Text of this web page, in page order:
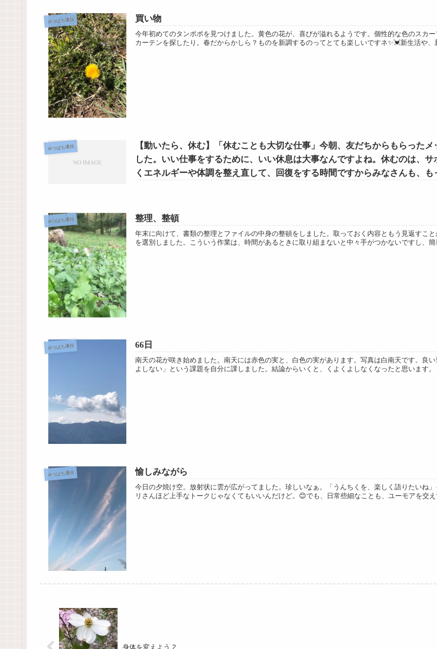
みつばち通信 買い物
今年初めてのタンポポを見つけました。黄色の花が、喜びが溢れるようです。個性的な色のスカ
カーテンを探したり。春だからかしら？ものを新調するのってとても楽しいですネ✨💓新生活や、
みつばち通信
【動いたら、休む】「休むことも大切な仕事」今朝、友だちからもらった
した。いい仕事をするために、いい休息は大事なんですよね。休むのは、
くエネルギーや体調を整え直して、回復をする時間ですからみなさんも、
みつばち通信 整理、整頓
年末に向けて、書類の整理とファイルの中身の整頓をしました。取っておく内容ともう見返すこ
を選別しました。こういう作業は、時間があるときに取り組まないと中々手がつかないですし、
みつばち通信 66日
南天の花が咲き始めました。南天には赤色の実と、白色の実があります。写真は白南天です。良
よしない」という課題を自分に課しました。結論からいくと、くよくよしなくなったと思います
みつばち通信 愉しみながら
今日の夕焼け空。放射状に雲が広がってました。珍しいなぁ。「うんちくを、楽しく語りたいね
リさんほど上手なトークじゃなくてもいいんだけど。😊でも、日常些細なことも、ユーモアを交
身体を変えよう 2